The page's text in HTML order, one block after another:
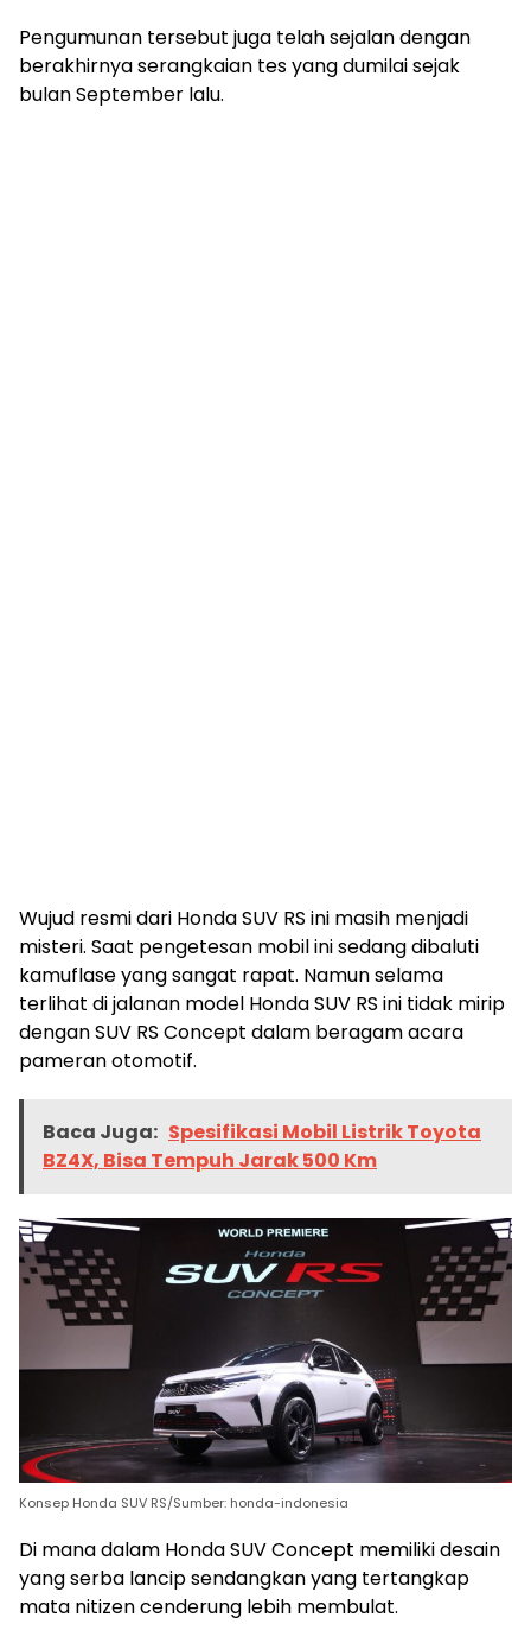
Pengumunan tersebut juga telah sejalan dengan
berakhirnya serangkaian tes yang dumilai sejak
bulan September lalu.
Wujud resmi dari Honda SUV RS ini masih menjadi
misteri. Saat pengetesan mobil ini sedang dibaluti
kamuflase yang sangat rapat. Namun selama
terlihat di jalanan model Honda SUV RS ini tidak mirip
dengan SUV RS Concept dalam beragam acara
pameran otomotif.
Baca Juga: Spesifikasi Mobil Listrik Toyota
BZ4X, Bisa Tempuh Jarak 500 Km
Konsep Honda SUV RS/Sumber: honda-indonesia
Di mana dalam Honda SUV Concept memiliki desain
yang serba lancip sendangkan yang tertangkap
mata nitizen cenderung lebih membulat.